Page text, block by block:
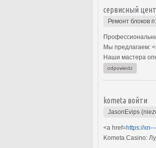
сервисный
Ремонт блоков
Мы предлагаем:
Наши мастера
odpowiedz
kometa войти
JasonEvips
<a href=https://
Kometa Casino: